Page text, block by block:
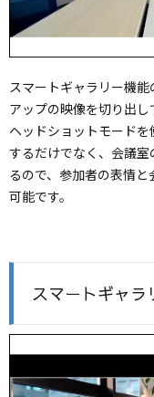
スマートギャラリー機
アップの映像を切り出し
ヘッドショットモード
するだけでなく、会議
るので、参加者の表情
可能です。
スマートギャラ